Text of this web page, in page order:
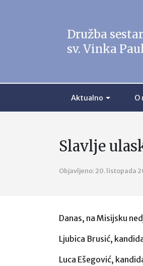
Družba
sv. Vinka
Aktualno O
Slavlje
Objavljeno: 20. listopada
Danas, na Misijsku
Ljubica Brusić,
Luca Ešegović,